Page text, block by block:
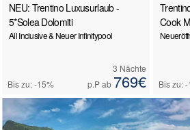
NEU: Trentino Luxusurlaub -
5*Solea Dolomiti
All Inclusive & Neuer Infinitypool
Bis zu: -15%
3 Nächte
p.P ab 769€
Cook
Bis zu: